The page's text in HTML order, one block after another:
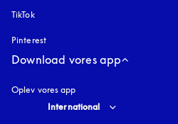
TikTok
Pinterest
Download vores app
Oplev vores app
Select country and language
International